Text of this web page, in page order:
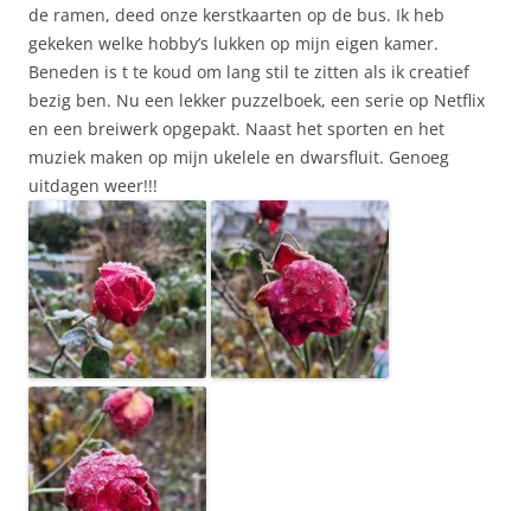
de ramen, deed onze kerstkaarten op de bus. Ik heb
gekeken welke hobby’s lukken op mijn eigen kamer.
Beneden is t te koud om lang stil te zitten als ik creatief
bezig ben. Nu een lekker puzzelboek, een serie op Netflix
en een breiwerk opgepakt. Naast het sporten en het
muziek maken op mijn ukelele en dwarsfluit. Genoeg
uitdagen weer!!!